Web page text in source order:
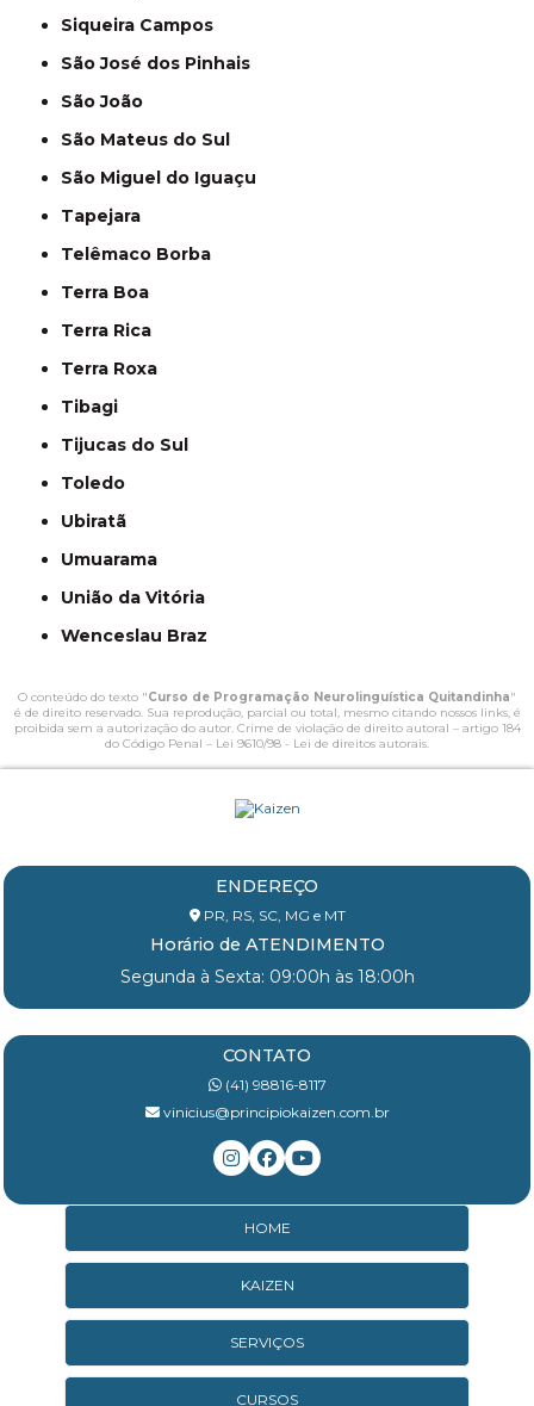
Siqueira Campos
São José dos Pinhais
São João
São Mateus do Sul
São Miguel do Iguaçu
Tapejara
Telêmaco Borba
Terra Boa
Terra Rica
Terra Roxa
Tibagi
Tijucas do Sul
Toledo
Ubiratã
Umuarama
União da Vitória
Wenceslau Braz
O conteúdo do texto "Curso de Programação Neurolinguística Quitandinha"
é de direito reservado. Sua reprodução, parcial ou total, mesmo citando nossos links, é
proibida sem a autorização do autor. Crime de violação de direito autoral – artigo 184
do Código Penal – Lei 9610/98 - Lei de direitos autorais.
ENDEREÇO
PR, RS, SC, MG e MT
Horário de ATENDIMENTO
Segunda à Sexta: 09:00h às 18:00h
CONTATO
(41) 98816-8117
vinicius@principiokaizen.com.br
HOME
KAIZEN
SERVIÇOS
CURSOS